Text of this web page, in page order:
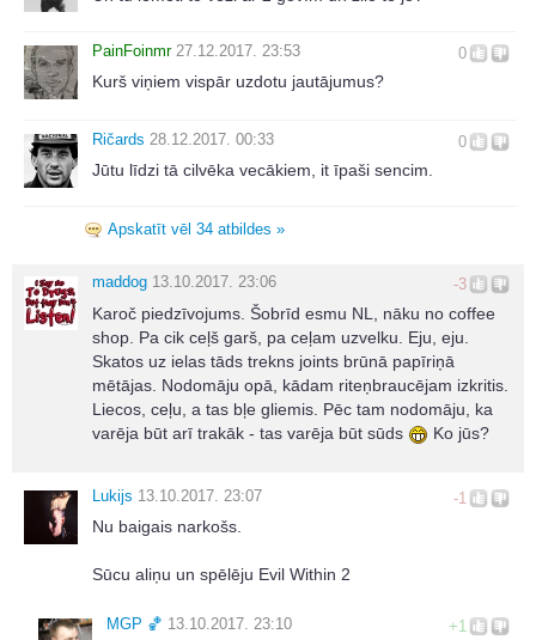
0
PainFoinmr 27.12.2017. 23:53
Kurš viņiem vispār uzdotu jautājumus?
0
Ričards 28.12.2017. 00:33
Jūtu līdzi tā cilvēka vecākiem, it īpaši sencim.
Apskatīt vēl 34 atbildes »
-3
maddog 13.10.2017. 23:06
Karoč piedzīvojums. Šobrīd esmu NL, nāku no coffee
shop. Pa cik ceļš garš, pa ceļam uzvelku. Eju, eju.
Skatos uz ielas tāds trekns joints brūnā papīriņā
mētājas. Nodomāju opā, kādam riteņbraucējam izkritis.
Liecos, ceļu, a tas bļe gliemis. Pēc tam nodomāju, ka
varēja būt arī trakāk - tas varēja būt sūds
Ko jūs?
-1
Lukijs 13.10.2017. 23:07
Nu baigais narkošs.
Sūcu aliņu un spēlēju Evil Within 2
+1
MGΡ 🏀 13.10.2017. 23:10